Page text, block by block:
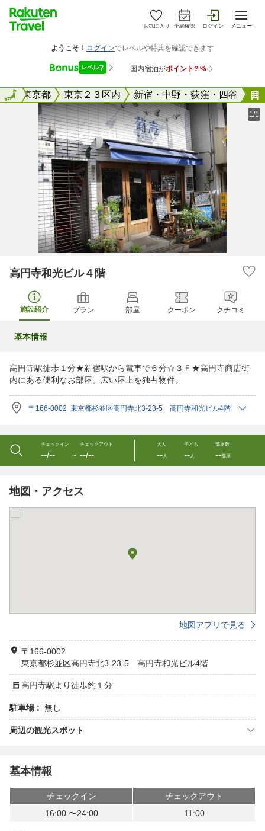
お気に入り 予約確認 ログイン メニュー
全国東京都 東京２３区内 新宿・中野・荻窪・四谷
全国
1/1
高円寺和光ビル４階
施設紹介 プラン 部屋 クーポン クチコミ
基本情報
高円寺駅徒歩１分★新宿駅から電車で６分☆３Ｆ★高円寺商店街
内にある便利なお部屋。広い屋上を独占物件。
〒166-0002 東京都杉並区高円寺北3-23-5 高円寺和光ビル4階
チェックイン
--/-- 〜
チェックアウト
--/--
大人
--人
子ども
--人
部屋数
--部屋
地図・アクセス
地図アプリで見る
〒166-0002
東京都杉並区高円寺北3-23-5 高円寺和光ビル4階
高円寺駅より徒歩約１分
駐車場 : 無し
周辺の観光スポット
基本情報
チェックイン
チェックアウト
16:00 〜24:00
11:00